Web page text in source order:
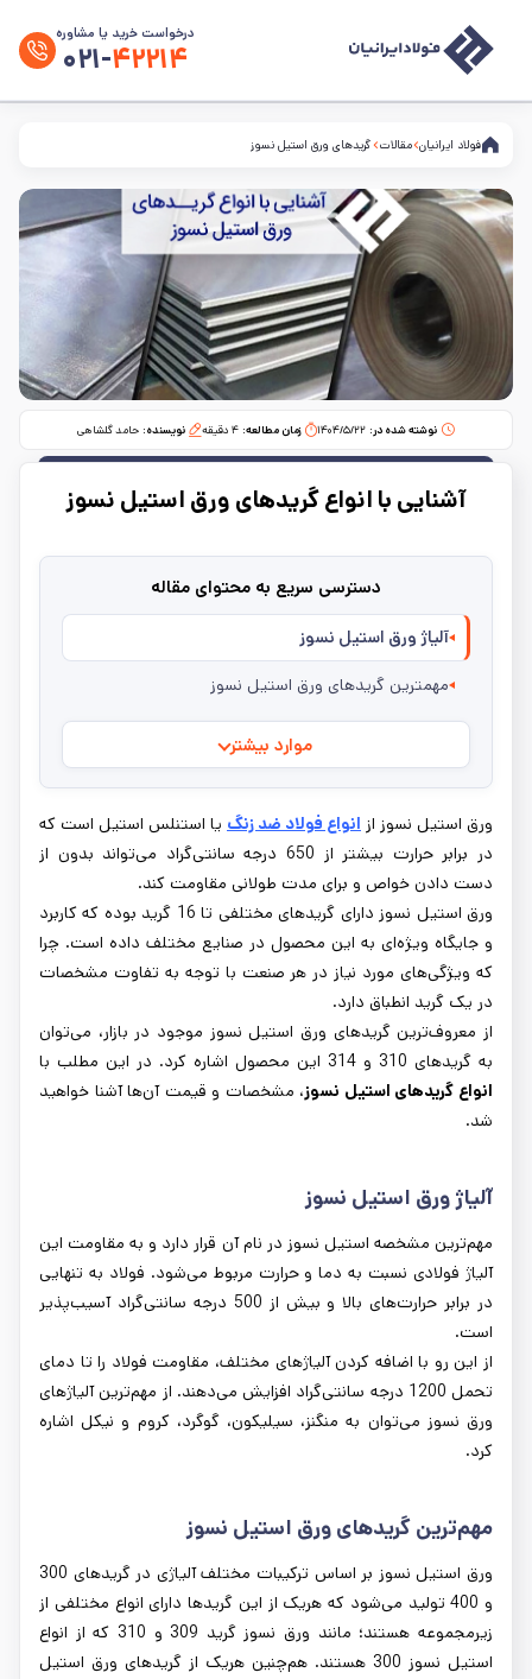
درخواست خرید یا مشاوره
۰۲۱-۴۲۲۱۴
فولاد ایرانیان مقالات گریدهای ورق استیل نسوز
نوشته شده در: ۱۴۰۴/۵/۲۲ زمان مطالعه:‌ ۴ دقیقه نویسنده: حامد گلشاهی
آشنایی با انواع گریدهای ورق استیل نسوز
دسترسی سریع به محتوای مقاله
آلیاژ ورق استیل نسوز
مهمترین گریدهای ورق استیل نسوز
موارد بیشتر
ورق استیل نسوز از انواع فولاد ضد زنگ یا استنلس استیل است که
در برابر حرارت بیشتر از 650 درجه سانتی‌گراد می‌تواند بدون از
دست دادن خواص و برای مدت طولانی مقاومت کند.
ورق استیل نسوز دارای گریدهای مختلفی تا 16 گرید بوده که کاربرد
و جایگاه ویژه‌ای به این محصول در صنایع مختلف داده است. چرا
که ویژگی‌های مورد نیاز در هر صنعت با توجه به تفاوت مشخصات
در یک گرید انطباق دارد.
از معروف‌ترین گریدهای ورق استیل نسوز موجود در بازار، می‌توان
به گریدهای 310 و 314 این محصول اشاره کرد. در این مطلب با
انواع گریدهای استیل نسوز، مشخصات و قیمت آن‌ها آشنا خواهید
شد.
آلیاژ ورق استیل نسوز
مهم‌ترین مشخصه استیل نسوز در نام آن قرار دارد و به مقاومت این
آلیاژ فولادی نسبت به دما و حرارت مربوط می‌شود. فولاد به تنهایی
در برابر حرارت‌های بالا و بیش از 500 درجه سانتی‌گراد آسیب‌پذیر
است.
از این رو با اضافه کردن آلیاژهای مختلف، مقاومت فولاد را تا دمای
تحمل 1200 درجه سانتی‌گراد افزایش می‌دهند. از مهم‌ترین آلیاژهای
ورق نسوز می‌توان به منگنز، سیلیکون، گوگرد، کروم و نیکل اشاره
کرد.
مهم‌ترین گریدهای ورق استیل نسوز
ورق استیل نسوز بر اساس ترکیبات مختلف آلیاژی در گریدهای 300
و 400 تولید می‌شود که هریک از این گریدها دارای انواع مختلفی از
زیرمجموعه هستند؛ مانند ورق نسوز گرید 309 و 310 که از انواع
استیل نسوز 300 هستند. هم‌چنین هریک از گریدهای ورق استیل